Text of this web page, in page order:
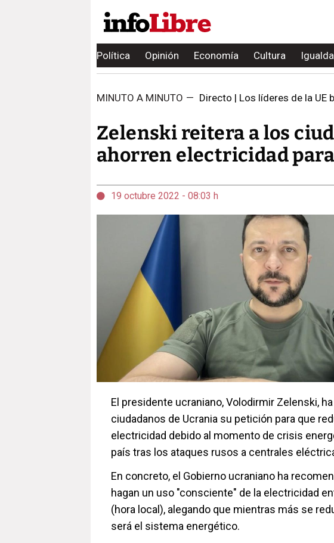
Política Opinión Economía Cultura
MINUTO A MINUTO — Directo | Los líderes de la UE
Zelenski reitera a los
ahorren electricidad
19 octubre 2022 - 08:03 h
El presidente ucraniano, Volodirmir Zelenski,
ciudadanos de Ucrania su petición para que
electricidad debido al momento de crisis
país tras los ataques rusos a centrales
En concreto, el Gobierno ucraniano ha
hagan un uso "consciente" de la electricidad
(hora local), alegando que mientras más se
será el sistema energético.